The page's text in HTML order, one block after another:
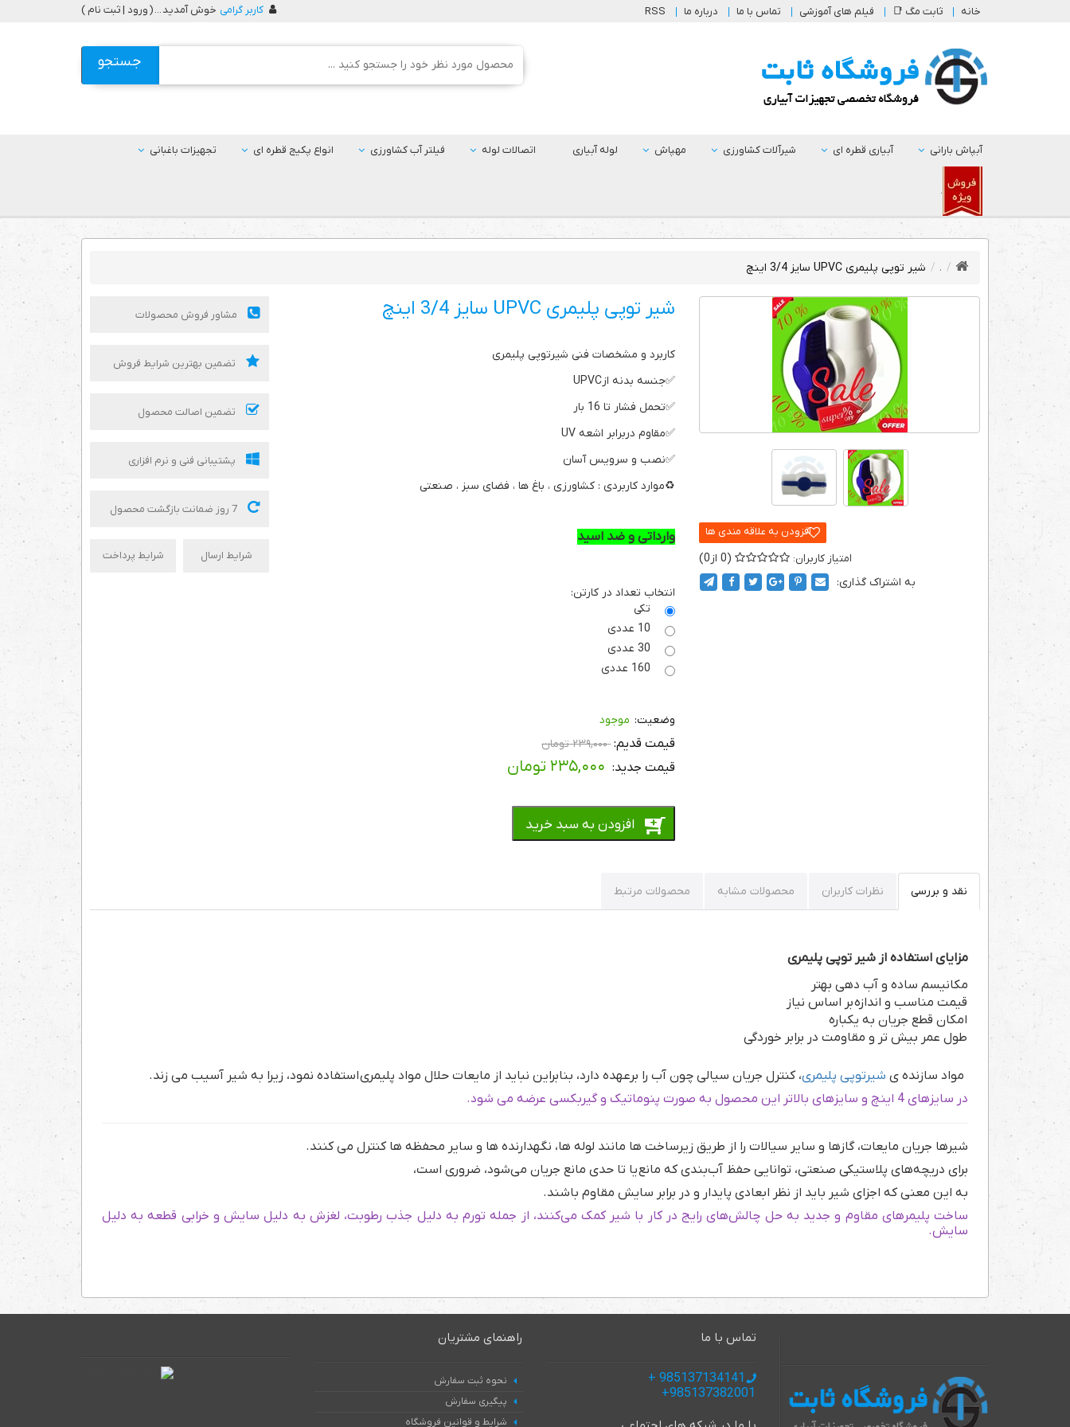
خانه ثابت مگ 📑 فیلم های آموزشی تماس با ما درباره ما RSS کاربر گرامی خوش آمدید ... (ورود | ثبت نام )
جستجو
آبپاش بارانی آبیاری قطره ای شیرآلات کشاورزی مهپاش لوله آبیاری اتصالات لوله فیلتر آب کشاورزی انواع پکیج قطره ای تجهیزات باغبانی
.
. شیر توپی پلیمری UPVC سایز 3/4 اینچ
0
0
به اشتراک گذاری:
شیر توپی پلیمری UPVC سایز 3/4 اینچ
کاربرد و مشخصات فنی شیرتوپی پلیمری
✅جنسه بدنه ازUPVC
✅تحمل فشار تا 16 بار
✅مقاوم دربرابر اشعه UV
✅نصب و سرویس آسان
♻️موارد کاربردی : کشاورزی ، باغ ها ، فضای سبز ، صنعتی
وارداتی و ضد اسید
انتخاب تعداد در کارتن:
تکی
موجود
۲۳۹,۰۰۰ تومان
۲۳۵,۰۰۰ تومان
افزودن به سبد خرید
مشاور فروش محصولات
تضمین بهترین شرایط فروش
تضمین اصالت محصول
پشتیبانی فنی و نرم افزاری
شرایط ارسال شرایط پرداخت
نقد و بررسی نظرات کاربران محصولات مشابه محصولات مرتبط
مزایای استفاده از شیر توپی پلیمری
مکانیسم ساده و آب دهی بهتر
قیمت مناسب و اندازه بر اساس نیاز
امکان قطع جریان به یکباره
طول عمر بیش تر و مقاومت در برابر خوردگی
مواد سازنده ی شیرتوپی پلیمری، کنترل جریان سیالی چون آب را برعهده دارد، بنابراین نباید از مایعات حلال مواد پلیمری استفاده نمود، زیرا به شیر آسیب می زند.
در سایزهای 4 اینچ و سایزهای بالاتر این محصول به صورت پنوماتیک و گیربکسی عرضه می شود.
شیرها جریان مایعات، گازها و سایر سیالات را از طریق زیرساخت ها مانند لوله ها، نگهدارنده ها و سایر محفظه ها کنترل می کنند.
برای دریچه‌های پلاستیکی صنعتی، توانایی حفظ آب‌بندی که مانعیا تا حدی مانع جریان می‌شود، ضروری است،
به این معنی که اجزای شیر باید از نظر ابعادی پایدار و در برابر سایش مقاوم باشند.
ساخت پلیمرهای مقاوم و جدید به حل چالش‌های رایج در کار با شیر کمک می‌کنند، از جمله تورم به دلیل جذب رطوبت، لغزش به دلیل سایش و خرابی قطعه به دلیل
سایش.
تماس با ما راهنمای مشتریان
نحوه ثبت سفارش
پیگیری سفارش
شرایط و قوانین فروشگاه